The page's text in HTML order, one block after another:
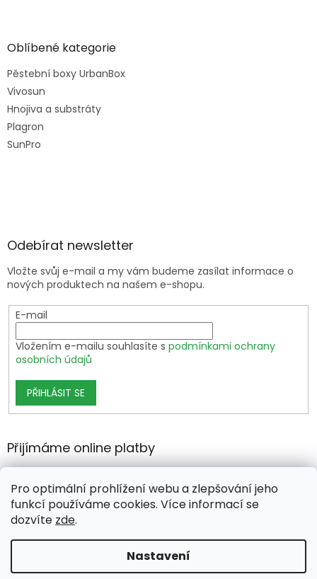
Pro optimální prohlížení webu a zlepšování jeho
funkcí používáme cookies. Více informací se
dozvíte zde.
Nastavení
Oblíbené kategorie
Pěstební boxy UrbanBox
Vivosun
Hnojiva a substráty
Plagron
SunPro
Odebírat newsletter
Vložte svůj e-mail a my vám budeme zasílat informace o
nových produktech na našem e-shopu.
E-mail
Vložením e-mailu souhlasíte s podmínkami ochrany
osobních údajů
PŘIHLÁSIT SE
Přijímáme online platby